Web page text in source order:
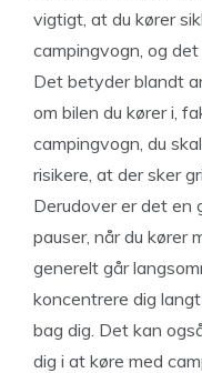
vigtigt, at du kører
campingvogn, og
Det betyder blandt
om bilen du kører i,
campingvogn, du
risikere, at der sker
Derudover er det en
pauser, når du kører
generelt går
koncentrere dig
bag dig. Det kan
dig i at køre med